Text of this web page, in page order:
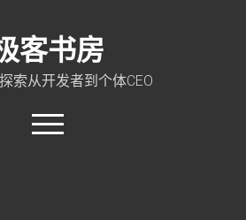
客书房
索从开发者到个体CEO
open
menu